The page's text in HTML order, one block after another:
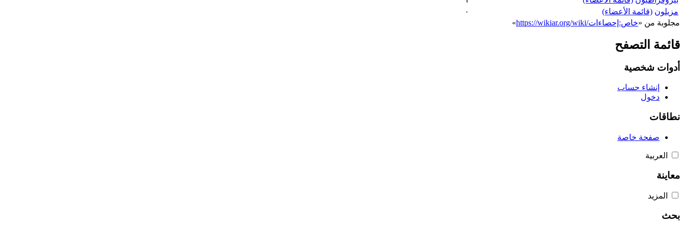
مزيلون (قائمة الأعضاء)
٠
مجلوبة من «https://wikiar.org/wiki/خاص:إحصاءات »
قائمة التصفح
أدوات شخصية
إنشاء حساب
دخول
نطاقات
صفحة خاصة
العربية
معاينة
المزيد
بحث